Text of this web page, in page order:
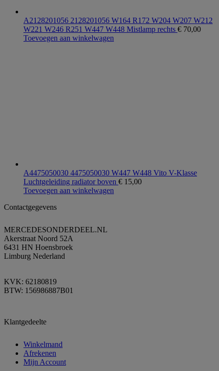
A2128201056 2128201056 W164 R172 W204 W207 W212
W221 W246 R251 W447 W448 Mistlamp rechts € 70,00
Toevoegen aan winkelwagen
A4475050030 4475050030 W447 W448 Vito V-Klasse
Luchtgeleiding radiator boven € 15,00
Toevoegen aan winkelwagen
Contactgegevens
MERCEDESONDERDEEL.NL
Akerstraat Noord 52A
6431 HN Hoensbroek
Limburg Nederland
KVK: 62180819
BTW: 156986887B01
Klantgedeelte
Winkelmand
Afrekenen
Mijn Account